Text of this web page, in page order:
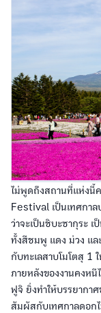
ไม่พูดถึงสถานที่แห่งนี้
Festival เป็นเทศกาล
ว่าจะเป็นชิบะซากุระ
ทั้งสีชมพู แดง ม่วง แล
กับทะเลสาบโมโตสุ 1
ภายหลังของงานคงหนี
ฟูจิ ยิ่งทำให้บรรยากา
สัมผัสกับเทศกาลดอก